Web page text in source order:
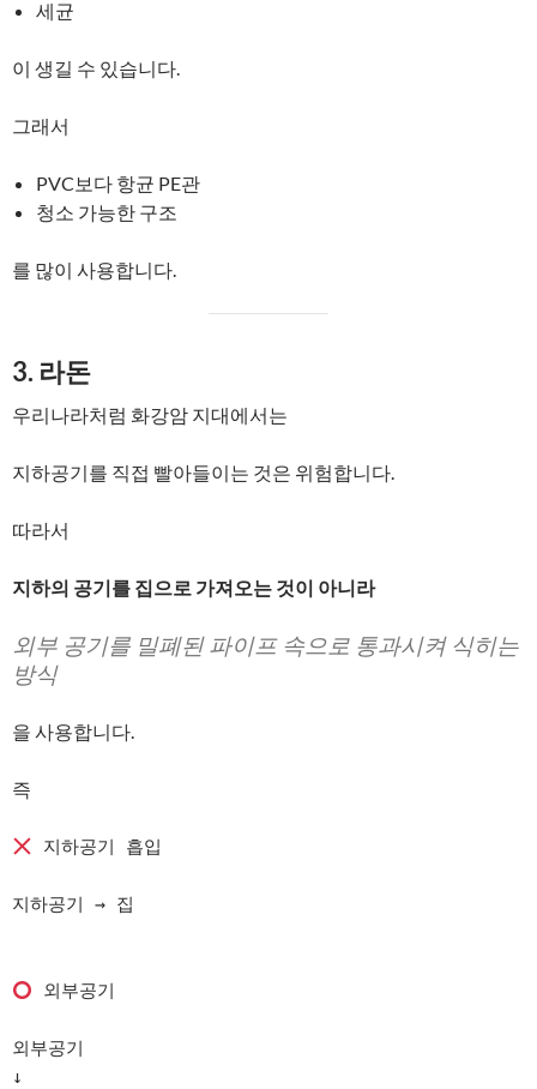
세균
이 생길 수 있습니다.
그래서
PVC보다 항균 PE관
청소 가능한 구조
를 많이 사용합니다.
3. 라돈
우리나라처럼 화강암 지대에서는
지하공기를 직접 빨아들이는 것은 위험합니다.
따라서
지하의 공기를 집으로 가져오는 것이 아니라
외부 공기를 밀폐된 파이프 속으로 통과시켜 식히는
방식
을 사용합니다.
즉
지하공기 흡입
지하공기 → 집
외부공기
외부공기
↓